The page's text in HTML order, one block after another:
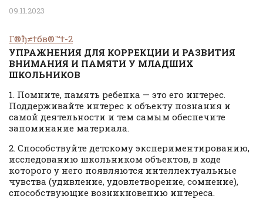
09.11.2023
Г®ђ≠†бв®™†-2
УПРАЖНЕНИЯ ДЛЯ КОРРЕКЦИИ И РАЗВИТИЯ
ВНИМАНИЯ И ПАМЯТИ У МЛАДШИХ
ШКОЛЬНИКОВ
1. Помните, память ребенка — это его интерес.
Поддерживайте интерес к объекту познания и
самой деятельности и тем самым обеспечите
запоминание материала.
2. Способствуйте детскому экспериментированию,
исследованию школьником объектов, в ходе
которого у него появляются интеллектуальные
чувства (удивление, удовлетворение, сомнение),
способствующие возникновению интереса.